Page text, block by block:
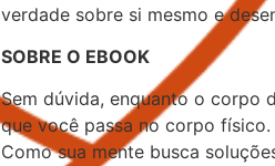
verdade sobre si mesmo e
SOBRE O EBOOK
Sem dúvida, enquanto o corpo
que você passa no corpo
Como sua mente busca